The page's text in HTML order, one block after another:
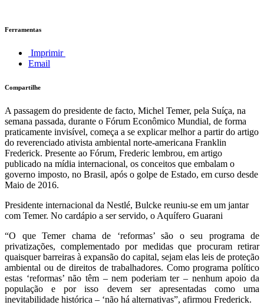
Ferramentas
Imprimir
Email
Compartilhe
A passagem do presidente de facto, Michel Temer, pela Suíça, na
semana passada, durante o Fórum Econômico Mundial, de forma
praticamente invisível, começa a se explicar melhor a partir do artigo
do reverenciado ativista ambiental norte-americana Franklin
Frederick. Presente ao Fórum, Frederic lembrou, em artigo
publicado na mídia internacional, os conceitos que embalam o
governo imposto, no Brasil, após o golpe de Estado, em curso desde
Maio de 2016.
Presidente internacional da Nestlé, Bulcke reuniu-se em um jantar
com Temer. No cardápio a ser servido, o Aquífero Guarani
“O que Temer chama de ‘reformas’ são o seu programa de
privatizações, complementado por medidas que procuram retirar
quaisquer barreiras à expansão do capital, sejam elas leis de proteção
ambiental ou de direitos de trabalhadores. Como programa político
estas ‘reformas’ não têm – nem poderiam ter – nenhum apoio da
população e por isso devem ser apresentadas como uma
inevitabilidade histórica – ‘não há alternativas”, afirmou Frederick.